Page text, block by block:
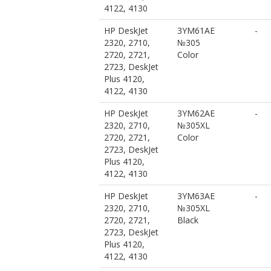
4122, 4130
HP DeskJet
2320, 2710,
2720, 2721,
2723, DeskJet
Plus 4120,
4122, 4130
3YM61AE
№305
Color
-
HP DeskJet
2320, 2710,
2720, 2721,
2723, DeskJet
Plus 4120,
4122, 4130
3YM62AE
№305XL
Color
-
HP DeskJet
2320, 2710,
2720, 2721,
2723, DeskJet
Plus 4120,
4122, 4130
3YM63AE
№305XL
Black
-